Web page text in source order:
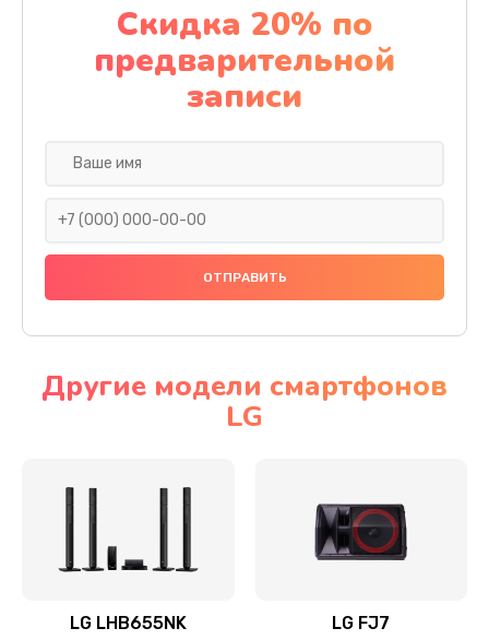
Замена дисплея (экрана)
2000 руб.
Заказать
Ремонт платы электроники
Прошивка
Ремонт механики привода
Ремонт / замена кнопок, клавиш, индикаторов,
Скидка 20% по
предварительной
записи
Другие модели смартфонов
LG
LG LHB655NK LG FJ7